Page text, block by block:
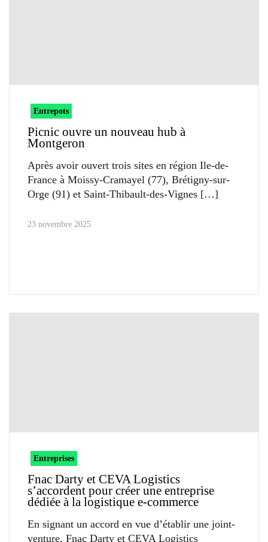
Entrepots
Picnic ouvre un nouveau hub à
Montgeron
Après avoir ouvert trois sites en région Ile-de-
France à Moissy-Cramayel (77), Brétigny-sur-
Orge (91) et Saint-Thibault-des-Vignes
23 novembre 2025
Entreprises
Fnac Darty et CEVA Logistics
s’accordent pour créer une entreprise
dédiée à la logistique e-commerce
En signant un accord en vue d’établir une joint-
venture, Fnac Darty et CEVA Logistics